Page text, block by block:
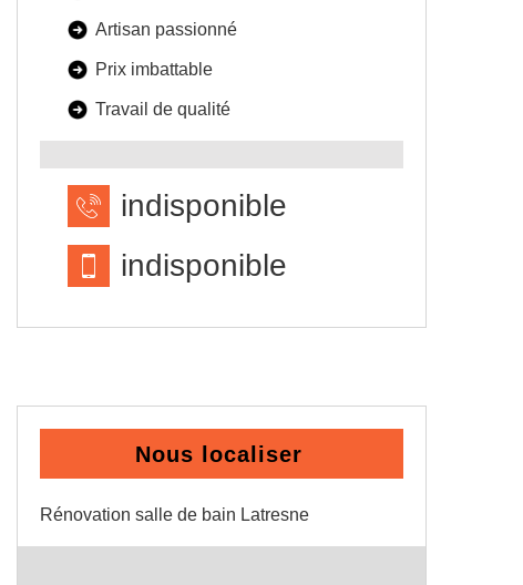
Artisan passionné
Prix imbattable
Travail de qualité
indisponible
indisponible
Nous localiser
Rénovation salle de bain Latresne